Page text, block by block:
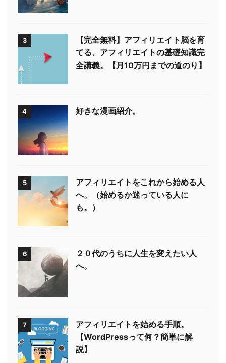
3
【完全無料】アフィリエイト脳を育
てる、アフィリエイトの基礎知識完
全講義。【月10万円までの道のり】
4 好きな漫画紹介。
5
アフィリエイトをこれから始める人
へ。（始めるか迷っている人に
も。）
6
２０代のうちに人生を変えたい人
へ。
7
アフィリエイトを始める手順。
【WordPressって何？簡単に解
説】